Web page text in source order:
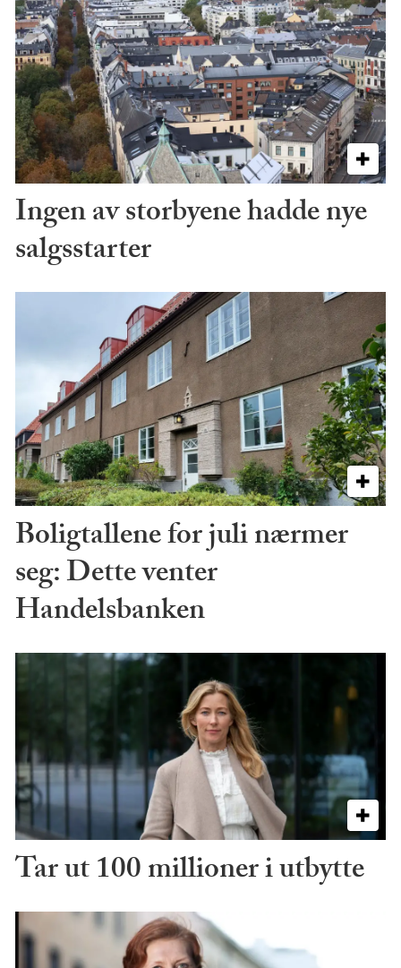
Ingen av storbyene hadde nye
salgsstarter
Boligtallene for juli nærmer
seg: Dette venter
Handelsbanken
Tar ut 100 millioner i utbytte